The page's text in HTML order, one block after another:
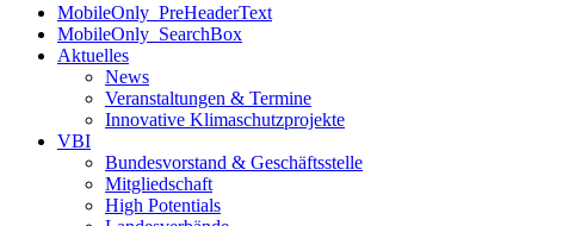
MobileOnly_PreHeaderText
MobileOnly_SearchBox
Aktuelles
News
Veranstaltungen & Termine
Innovative Klimaschutzprojekte
VBI
Bundesvorstand & Geschäftsstelle
Mitgliedschaft
High Potentials